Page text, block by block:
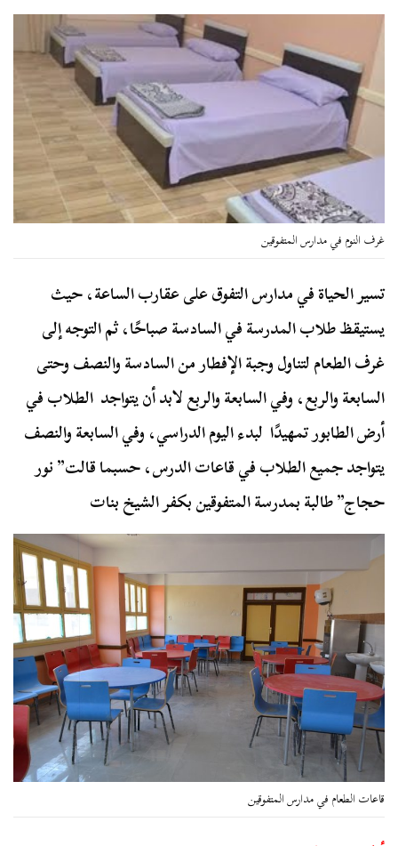
غرف النوم في مدارس المتفوقين
تسير الحياة في مدارس التفوق على عقارب الساعة، حيث
يستيقظ طلاب المدرسة في السادسة صباحًا، ثم التوجه إلى
غرف الطعام لتناول وجبة الإفطار من السادسة والنصف وحتى
السابعة والربع، وفي السابعة والربع لابد أن يتواجد الطلاب في
أرض الطابور تمهيدًا لبدء اليوم الدراسي، وفي السابعة والنصف
يتواجد جميع الطلاب في قاعات الدرس، حسبما قالت” نور
حجاج” طالبة بمدرسة المتفوقين بكفر الشيخ بنات
قاعات الطعام في مدارس المتفوقين